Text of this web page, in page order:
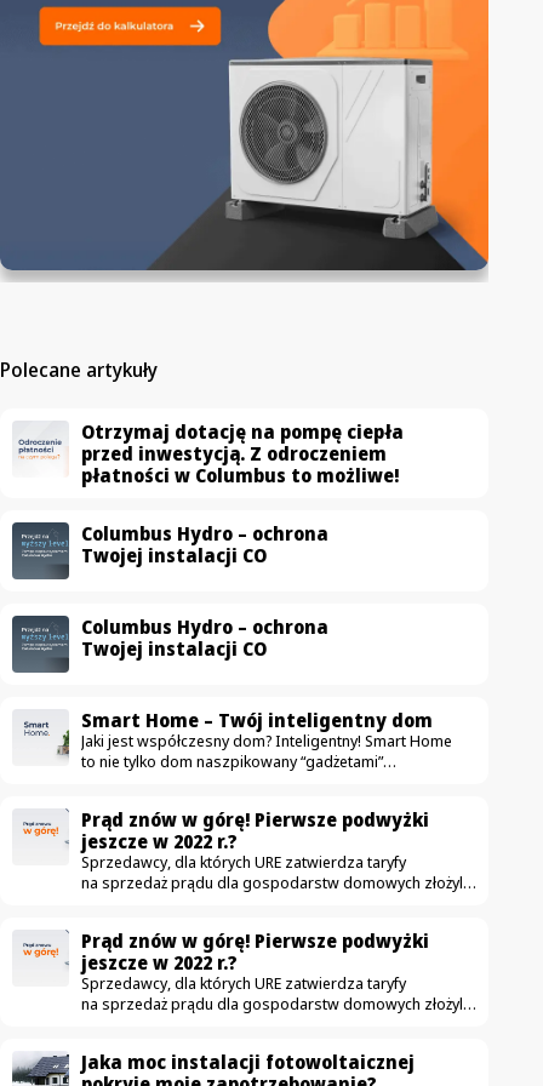
Polecane artykuły
Otrzymaj dotację na pompę ciepła
przed inwestycją. Z odroczeniem
płatności w Columbus to możliwe!
Columbus Hydro – ochrona
Twojej instalacji CO
Columbus Hydro – ochrona
Twojej instalacji CO
Smart Home – Twój inteligentny dom
Jaki jest współczesny dom? Inteligentny! Smart Home
to nie tylko dom naszpikowany “gadżetami”
Na rynku pojawia się coraz więcej urządzeń mających
uczynić dom nowoczesnym — od drobnych sprzętów
jak automatyczne odkurzacze, aż po duże instalacje jak
fotowoltaika. W ostatnich latach zdecydowanie częściej
szczególnie…
Prąd znów w górę! Pierwsze podwyżki
jeszcze w 2022 r.?
Sprzedawcy, dla których URE zatwierdza taryfy
na sprzedaż prądu dla gospodarstw domowych złożyli
że podwyżki czekają nas jeszcze w tym roku? Podwyżki
możliwe już jesienią W związku z wnioskami które
złożyło 3 z 5 tzw. sprzedawców z urzędu – Tauron,
Energia i Enea – pierwsze podwyżki cen energii dla
Prąd znów w górę! Pierwsze podwyżki
jeszcze w 2022 r.?
Sprzedawcy, dla których URE zatwierdza taryfy
na sprzedaż prądu dla gospodarstw domowych złożyli
że podwyżki czekają nas jeszcze w tym roku? Podwyżki
Jaka moc instalacji fotowoltaicznej